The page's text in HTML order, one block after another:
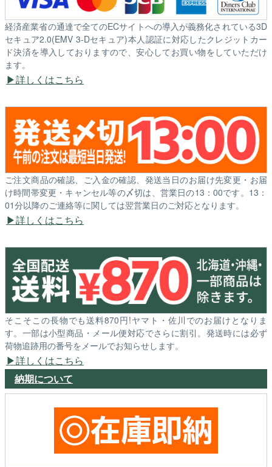
経済産業省の通達で全てのECサイトへの導入が義務化されている3D
セキュア2.0(EMV 3-Dセキュア)本人認証に対応したクレジットカー
ド決済を導入しておりますので、安心してお買い物をしていただけ
ます。
詳しくはこちら
ご注文商品の確認、ご入金の確認、発送当日のお届け先変更・お届
け時間帯変更・キャンセル等の〆切は、営業日の13：00です。13：
01分以降のご連絡等に関しては翌営業日のご対応となります。
詳しくはこちら
そこそこの長物でも送料870円!ヤマト・佐川でのお届けとなりま
す。一部は小型商品・メール便対応でさらに割引。発送時には必ず
荷物追跡用の番号をメールでお知らせします。
詳しくはこちら
納期について